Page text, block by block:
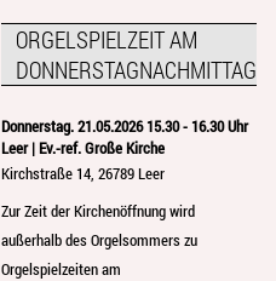
ORGELSPIELZEIT AM
DONNERSTAGNACHMITTAG
Donnerstag. 21.05.2026 15.30 - 16.30 Uhr
Leer | Ev.-ref. Große Kirche
Kirchstraße 14, 26789 Leer
Zur Zeit der Kirchenöffnung wird
außerhalb des Orgelsommers zu
Orgelspielzeiten am